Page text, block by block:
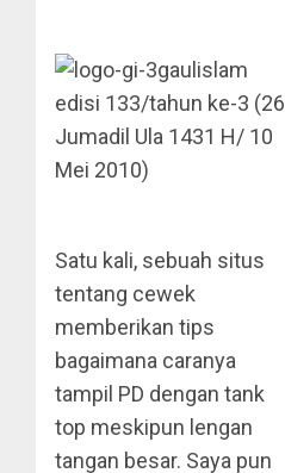
gaulislam
edisi 133/tahun ke-3 (26
Jumadil Ula 1431 H/ 10
Mei 2010)
Satu kali, sebuah situs
tentang cewek
memberikan tips
bagaimana caranya
tampil PD dengan tank
top meskipun lengan
tangan besar. Saya pun